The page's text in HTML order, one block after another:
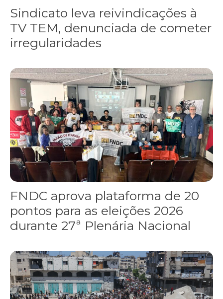
Sindicato leva reivindicações à
TV TEM, denunciada de cometer
irregularidades
FNDC aprova plataforma de 20 pontos para as eleições 2026
FNDC aprova plataforma de 20
pontos para as eleições 2026
durante 27ª Plenária Nacional
Gaza realiza funeral coletivo de 112 pessoas assassinadas por